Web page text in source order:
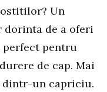
Un
dorinta de a oferi
perfect pentru
de cap. Mai
un capriciu.